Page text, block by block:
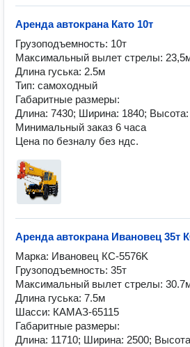
Аренда автокрана Като 10т
Грузоподъемность: 10т
Максимальный вылет стрелы:
Длина гуська: 2.5м
Тип: самоходный
Габаритные размеры:
Длина: 7430; Ширина: 1840; Высота:
Минимальный заказ 6 часа
Цена по безналу без ндс.
Аренда автокрана Ивановец 35т
Марка: Ивановец КС-5576K
Грузоподъемность: 35т
Максимальный вылет стрелы:
Длина гуська: 7.5м
Шасси: КАМАЗ-65115
Габаритные размеры:
Длина: 11710; Ширина: 2500;